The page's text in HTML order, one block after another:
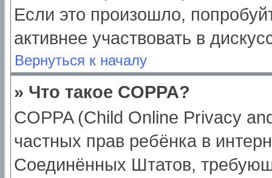
Если это произошло,
активнее участвовать в
Вернуться к началу
» Что такое COPPA?
COPPA (Child Online Privacy
частных прав ребёнка в
Соединённых Штатов,